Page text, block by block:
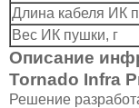
Длина кабеля ИК
Вес ИК пушки, г
Описание
Tornado Infra
Решение